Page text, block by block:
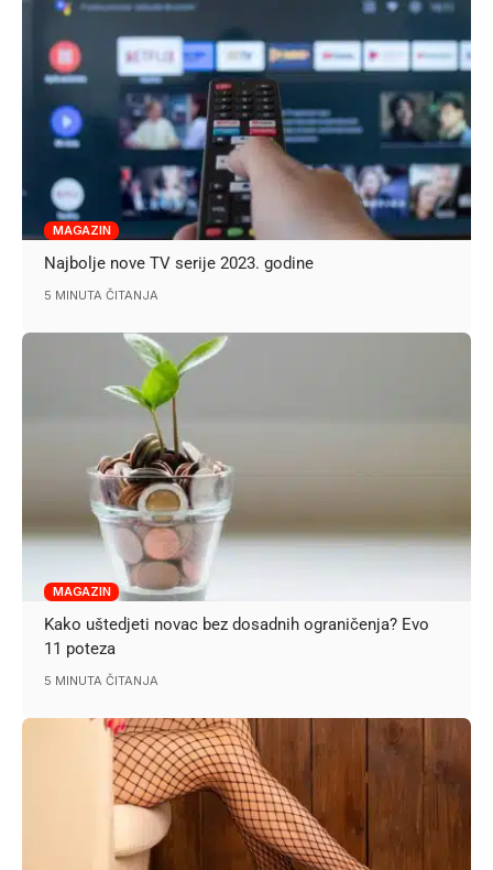
MAGAZIN
Najbolje nove TV serije 2023. godine
5 MINUTA ČITANJA
MAGAZIN
Kako uštedjeti novac bez dosadnih ograničenja? Evo
11 poteza
5 MINUTA ČITANJA